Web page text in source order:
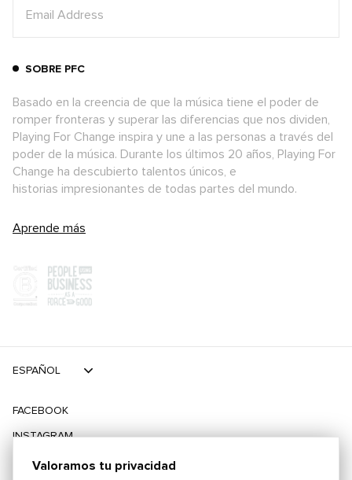
SOBRE PFC
Basado en la creencia de que la música tiene el poder de
romper fronteras y superar las diferencias que nos dividen,
Playing For Change inspira y une a las personas a través del
poder de la música. Durante los últimos 20 años, Playing For
Change ha descubierto talentos únicos, e
historias impresionantes de todas partes del mundo.
Aprende más
FACEBOOK
INSTAGRAM
TIKTOK
ESPAÑOL
Valoramos tu privacidad